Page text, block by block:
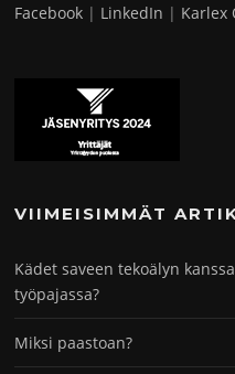
Facebook | LinkedIn | Karlex
VIIMEISIMMÄT
Kädet saveen tekoälyn
työpajassa?
Miksi paastoan?